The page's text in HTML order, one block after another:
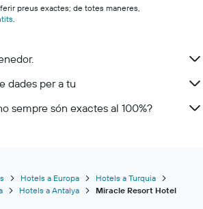
preus exactes; de totes maneres,
.
dades per a tu
sempre són exactes al 100%?
Hotels a Europa
Hotels a Turquia
Hotels a Antalya Miracle Resort Hotel